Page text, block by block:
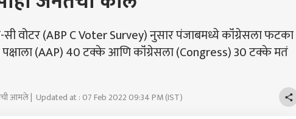
वोटर (ABP C Voter Survey) नुसार पंजाबमध्ये कॉंग्रेसला फटका
(AAP) 40 टक्के आणि कॉंग्रेसला (Congress) 30 टक्के मतं
आमले | Updated at : 07 Feb 2022 09:34 PM (IST)